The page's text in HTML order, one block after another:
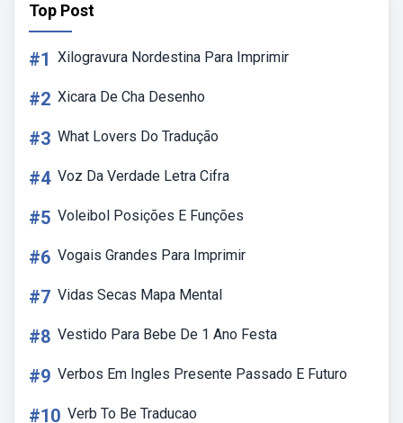
Top Post
#1 Xilogravura Nordestina Para Imprimir
#2 Xicara De Cha Desenho
#3 What Lovers Do Tradução
#4 Voz Da Verdade Letra Cifra
#5 Voleibol Posições E Funções
#6 Vogais Grandes Para Imprimir
#7 Vidas Secas Mapa Mental
#8 Vestido Para Bebe De 1 Ano Festa
#9 Verbos Em Ingles Presente Passado E Futuro
#10 Verb To Be Traducao